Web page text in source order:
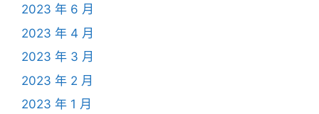
2023 年 6 月
2023 年 4 月
2023 年 3 月
2023 年 2 月
2023 年 1 月